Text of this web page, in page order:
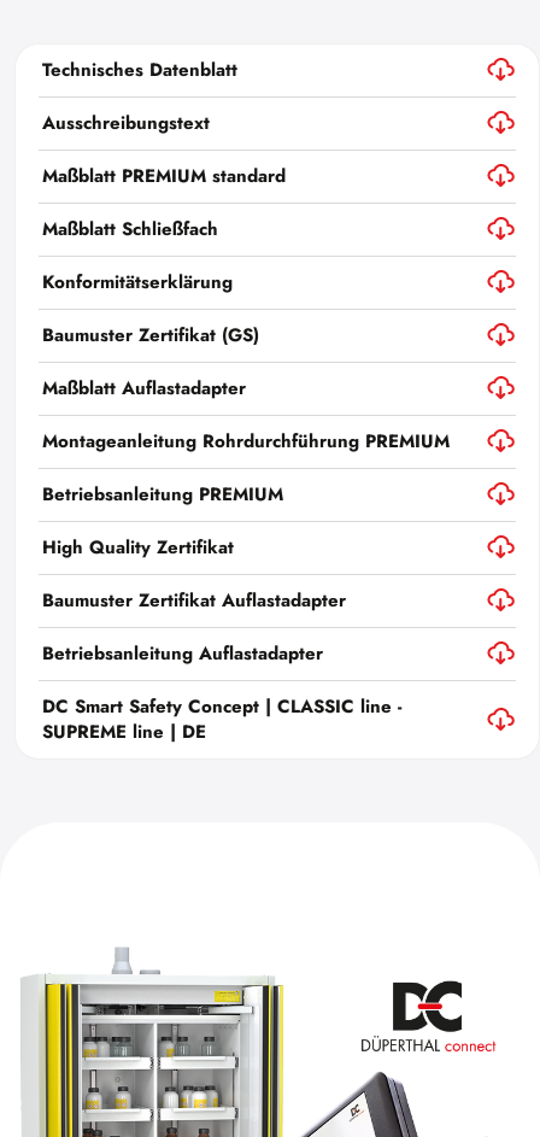
Technisches Datenblatt
Ausschreibungstext
Maßblatt PREMIUM standard
Maßblatt Schließfach
Konformitätserklärung
Baumuster Zertifikat (GS)
Maßblatt Auflastadapter
Montageanleitung Rohrdurchführung PREMIUM
Betriebsanleitung PREMIUM
High Quality Zertifikat
Baumuster Zertifikat Auflastadapter
Betriebsanleitung Auflastadapter
DC Smart Safety Concept | CLASSIC line -
SUPREME line | DE